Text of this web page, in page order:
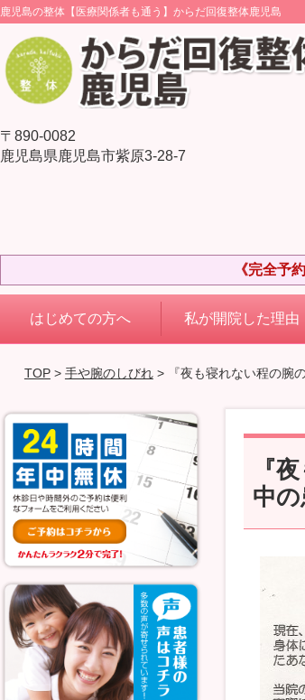
鹿児島の整体【医療関係者も通う】からだ回復整体鹿児島
〒890-0082
鹿児島県鹿児島市紫原3-28-7
《完全予
はじめての方へ 私が開院した理由
TOP> 手や腕のしびれ> 『夜も寝れない程の腕
『
中